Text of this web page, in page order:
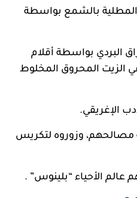
المطلية بالشمع بواسطة
البردي بواسطة أقلام
المحروق المخلوط
الإغريقي.
مصالحهم، وزوروه لتكريس
عالم الأحياء “بلينوس” .